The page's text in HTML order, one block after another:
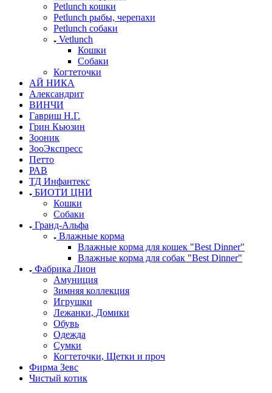
Petlunch кошки
Petlunch рыбы, черепахи
Petlunch собаки
Vetlunch
Кошки
Собаки
Когтеточки
АЙ НИКА
Александрит
ВИНЧИ
Гавриш Н.Г.
Грин Кьюзин
Зооник
ЗооЭкспресс
Петто
РАВ
ТД Инфантекс
БИОТИ ЦНИ
Кошки
Собаки
Гранд-Альфа
Влажные корма
Влажные корма для кошек "Best Dinner"
Влажные корма для собак "Best Dinner"
Фабрика Лион
Амуниция
Зимняя коллекция
Игрушки
Лежанки, Домики
Обувь
Одежда
Сумки
Когтеточки, Щетки и проч
Фирма Зевс
Чистый котик